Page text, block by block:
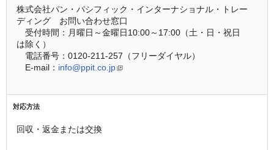
株式会社パン・パシフィック・インターナショナル・トレー
ディング　お問い合わせ窓口
受付時間：月曜日～金曜日10:00～17:00（土・日・祝日
は除く）
電話番号：0120-211-257（フリーダイヤル）
E-mail： info@ppit.co.jp
対応方法
回収・返金または交換